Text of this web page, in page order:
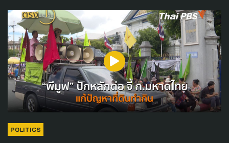
POLITICS